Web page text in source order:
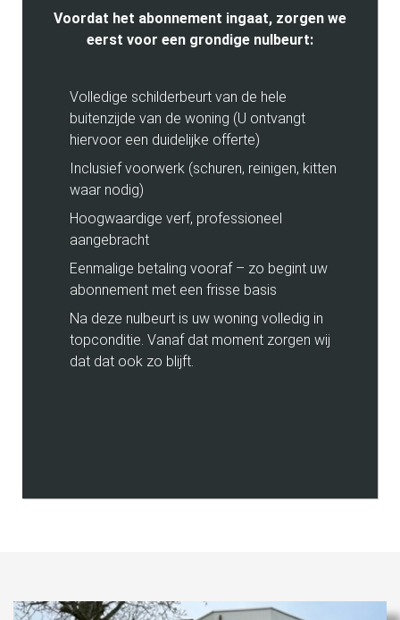
Voordat het abonnement ingaat, zorgen we
eerst voor een grondige nulbeurt:
Volledige schilderbeurt van de hele
buitenzijde van de woning (U ontvangt
hiervoor een duidelijke offerte)
Inclusief voorwerk (schuren, reinigen, kitten
waar nodig)
Hoogwaardige verf, professioneel
aangebracht
Eenmalige betaling vooraf – zo begint uw
abonnement met een frisse basis
Na deze nulbeurt is uw woning volledig in
topconditie. Vanaf dat moment zorgen wij
dat dat ook zo blijft.